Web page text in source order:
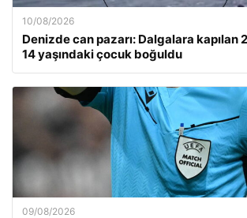
10/08/2026
Denizde can pazarı: Dalgalara kapılan
14 yaşındaki çocuk boğuldu
09/08/2026